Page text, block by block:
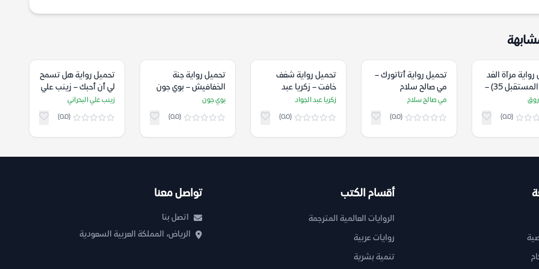
مرآة الغد
(ملف المستقبل 35) –
(0.0)
تحميل رواية أتاتورك –
مي صالح سلام
مي صالح سلام
(0.0)
تحميل رواية شغف
خافت – زكريا عبد
الجواد
زكريا عبد الجواد
(0.0)
تحميل رواية جنة
الخفافيش – بوي جون
بوي جون
(0.0)
تحميل رواية هل تسمح
لي أن أحبك – زينب علي
البحراني
زينب علي البحراني
(0.0)
أقسام الكتب
الروايات العالمية المترجمة
روايات عربية
تنمية بشرية
تواصل معنا
اتصل بنا
الرياض، المملكة العربية السعودية